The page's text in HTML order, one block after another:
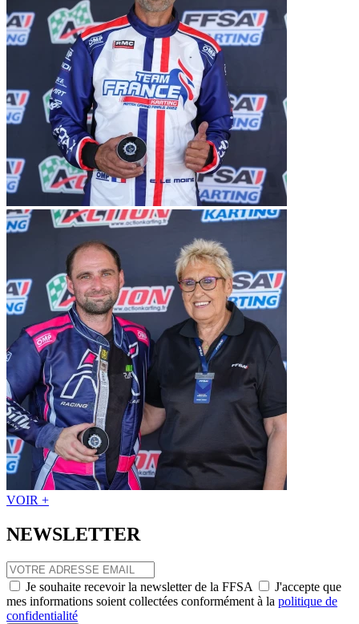
VOIR +
NEWSLETTER
Je souhaite recevoir la newsletter de la FFSA
J'accepte que
mes informations soient collectées conformément à la politique de
confidentialité